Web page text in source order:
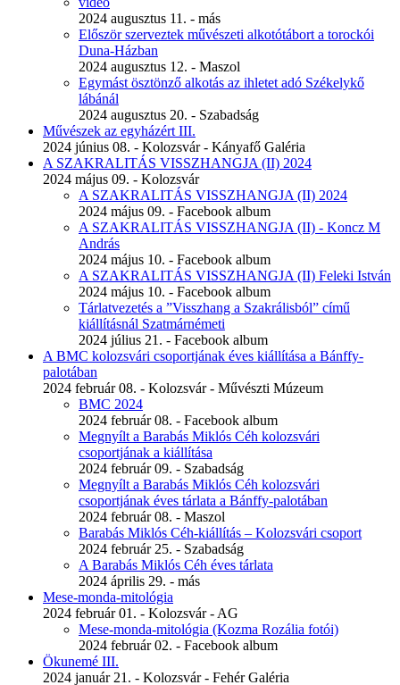
2024 augusztus 11. - más
Először szerveztek művészeti alkotótábort a torockói
Duna-Házban
2024 augusztus 12. - Maszol
Egymást ösztönző alkotás az ihletet adó Székelykő
lábánál
2024 augusztus 20. - Szabadság
Művészek az egyházért III.
2024 június 08. - Kolozsvár - Kányafő Galéria
A SZAKRALITÁS VISSZHANGJA (II) 2024
2024 május 09. - Kolozsvár
A SZAKRALITÁS VISSZHANGJA (II) 2024
2024 május 09. - Facebook album
A SZAKRALITÁS VISSZHANGJA (II) - Koncz M
András
2024 május 10. - Facebook album
A SZAKRALITÁS VISSZHANGJA (II) Feleki István
2024 május 10. - Facebook album
Tárlatvezetés a ”Visszhang a Szakrálisból” című
kiállításnál Szatmárnémeti
2024 július 21. - Facebook album
A BMC kolozsvári csoportjának éves kiállítása a Bánffy-
palotában
2024 február 08. - Kolozsvár - Művészti Múzeum
BMC 2024
2024 február 08. - Facebook album
Megnyílt a Barabás Miklós Céh kolozsvári
csoportjának a kiállítása
2024 február 09. - Szabadság
Megnyílt a Barabás Miklós Céh kolozsvári
csoportjának éves tárlata a Bánffy-palotában
2024 február 08. - Maszol
Barabás Miklós Céh-kiállítás – Kolozsvári csoport
2024 február 25. - Szabadság
A Barabás Miklós Céh éves tárlata
2024 április 29. - más
Mese-monda-mitológia
2024 február 01. - Kolozsvár - AG
Mese-monda-mitológia (Kozma Rozália fotói)
2024 február 02. - Facebook album
Ökunemé III.
2024 január 21. - Kolozsvár - Fehér Galéria